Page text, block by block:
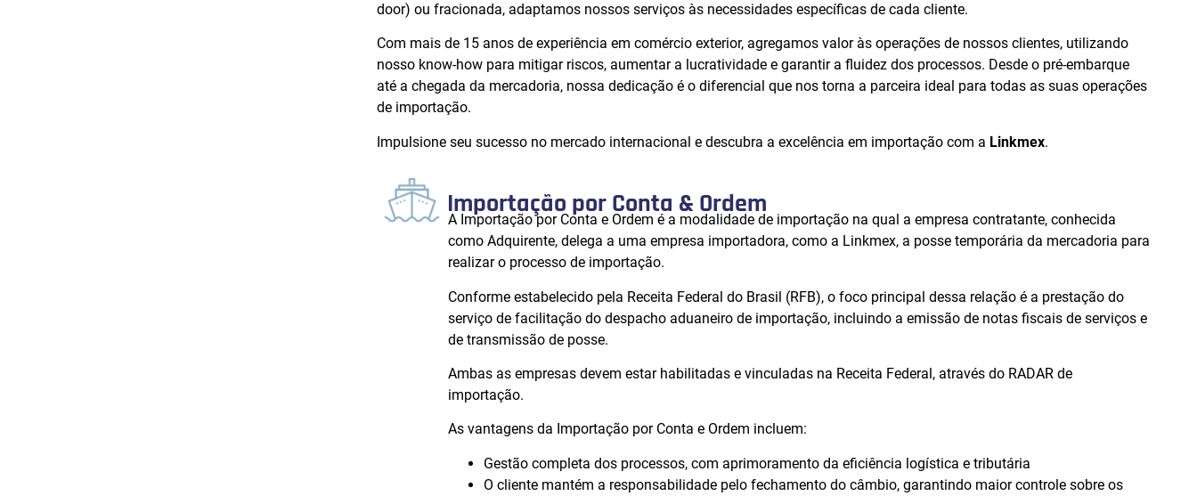
door) ou fracionada, adaptamos nossos serviços às necessidades específicas de cada cliente.
Com mais de 15 anos de experiência em comércio exterior, agregamos valor às operações de nossos clientes, utilizando
nosso know-how para mitigar riscos, aumentar a lucratividade e garantir a fluidez dos processos. Desde o pré-embarque
até a chegada da mercadoria, nossa dedicação é o diferencial que nos torna a parceira ideal para todas as suas operações
de importação.
Impulsione seu sucesso no mercado internacional e descubra a excelência em importação com a Linkmex.
Importação por Conta & Ordem
A Importação por Conta e Ordem é a modalidade de importação na qual a empresa contratante, conhecida
como Adquirente, delega a uma empresa importadora, como a Linkmex, a posse temporária da mercadoria para
realizar o processo de importação.
Conforme estabelecido pela Receita Federal do Brasil (RFB), o foco principal dessa relação é a prestação do
serviço de facilitação do despacho aduaneiro de importação, incluindo a emissão de notas fiscais de serviços e
de transmissão de posse.
Ambas as empresas devem estar habilitadas e vinculadas na Receita Federal, através do RADAR de
importação.
As vantagens da Importação por Conta e Ordem incluem:
Gestão completa dos processos, com aprimoramento da eficiência logística e tributária
O cliente mantém a responsabilidade pelo fechamento do câmbio, garantindo maior controle sobre os